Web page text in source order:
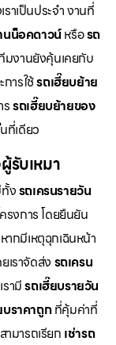
ราเป็นประจำ งานที่
นน็อคดาวน์หรือรถ
มงานยังคุ้นเคยกับ
การใช้รถเฮี๊ยบย้าย
รรถเฮี๊ยบย้ายของ
ที่เดียว
รับเหมา
งรถเครนรายวัน
ครงการ โดยยืนยัน
กมีเหตุฉุกเฉินหน้า
เราจัดส่ง รถเครน
รามีรถเฮี๊ยบรายวัน
บราคาถูกที่คุ้มค่าที่
มารถเรียก เช่ารถ